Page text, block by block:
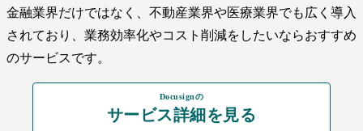
金融業界だけではなく、不動産業界や医療業界でも広く導入
されており、業務効率化やコスト削減をしたいならおすすめ
のサービスです。
Docusignの
サービス詳細を見る